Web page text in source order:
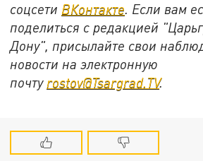
соцсети ВКонтакте. Если вам
поделиться с редакцией
Дону", присылайте свои
новости на электронную
почту rostov@Tsargrad.ТV.